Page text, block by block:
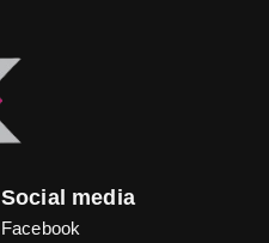
Social media
Facebook